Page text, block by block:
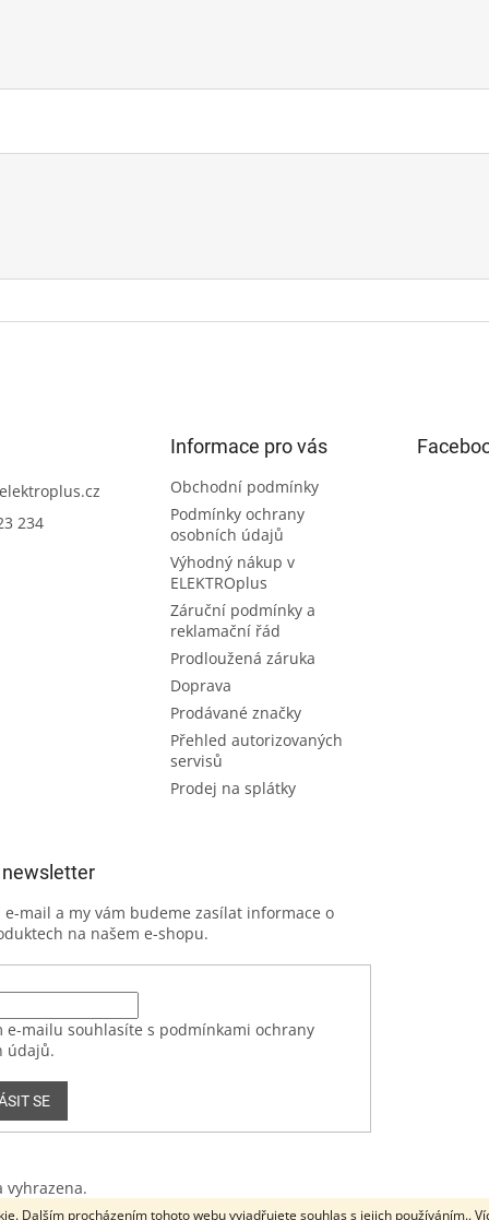
Dalším procházením tohoto webu vyjadřujete souhlas s jejich používáním..
elektroplus.cz
234
Informace pro vás
Obchodní podmínky
Podmínky ochrany
osobních údajů
Výhodný nákup v
ELEKTROplus
Záruční podmínky a
reklamační řád
Prodloužená záruka
Doprava
Prodávané značky
Přehled autorizovaných
servisů
Prodej na splátky
e-mail a my vám budeme zasílat informace o
na našem e-shopu.
e-mailu souhlasíte s podmínkami ochrany
údajů.
SE
vyhrazena.